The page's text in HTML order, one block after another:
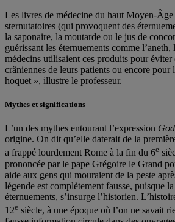
Les livres de médecine du haut Moyen-Âge
sternutatoires (qui provoquent des
la saponaire, la moutarde ou le jus de
guérissant les éternuements comme
médecins utilisaient ces produits pour éviter
crâniennes de leurs patients ou encore pour
hoquet », illustre le professeur.
Mythes et significations
L’un des mythes entourant l’expression
origine. On dit qu’elle daterait de la
a frappé lourdement Rome à la fin du 6e
prononcée par le pape Grégoire le Grand
aide aux gens qui mouraient de la peste
légende est complètement fausse, puisque
éternuements, s’insurge l’historien.
12e siècle, à une époque où l’on ne savait